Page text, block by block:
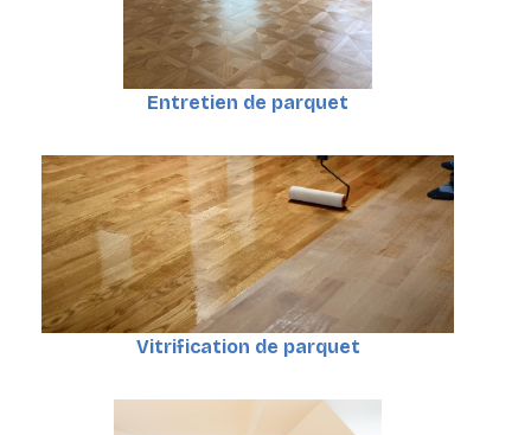
Entretien de parquet
Vitrification de parquet